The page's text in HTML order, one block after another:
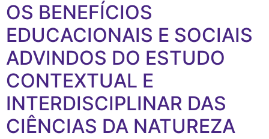
OS BENEFÍCIOS
EDUCACIONAIS E SOCIAIS
ADVINDOS DO ESTUDO
CONTEXTUAL E
INTERDISCIPLINAR DAS
CIÊNCIAS DA NATUREZA